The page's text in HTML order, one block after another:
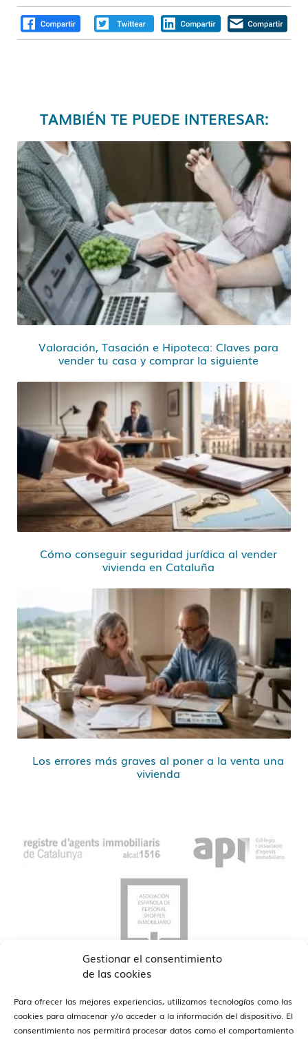
Gestionar el consentimiento
de las cookies
Para ofrecer las mejores experiencias, utilizamos tecnologías como las
cookies para almacenar y/o acceder a la información del dispositivo. El
consentimiento nos permitirá procesar datos como el comportamiento
TAMBIÉN TE PUEDE INTERESAR:
Valoración, Tasación e Hipoteca: Claves para
vender tu casa y comprar la siguiente
Cómo conseguir seguridad jurídica al vender
vivienda en Cataluña
Los errores más graves al poner a la venta una
vivienda